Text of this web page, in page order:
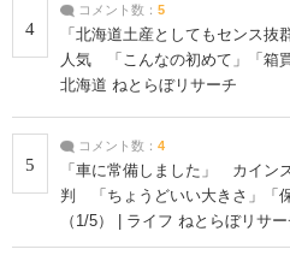
4
コメント数： 5
「北海道土産としてもセンス抜
人気 「こんなの初めて」「箱
北海道 ねとらぼリサーチ
5
コメント数： 4
「車に常備しました」 カイン
判 「ちょうどいい大きさ」「
（1/5） | ライフ ねとらぼリサー